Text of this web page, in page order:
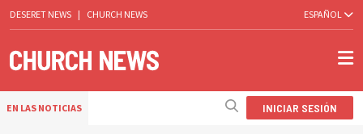
DESERET NEWS | CHURCH NEWS ESPAÑOL
EN LAS NOTICIAS INICIAR SESIÓN